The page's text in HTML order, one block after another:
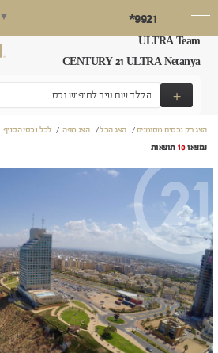
*9921
▼
+
ULTRA Team
CENTURY 21 ULTRA Netanya
הצג רק נכסים מסומנים/הצג הכל/הצג מפה/לכל נכסי הסניף
נמצאו10 תוצאות